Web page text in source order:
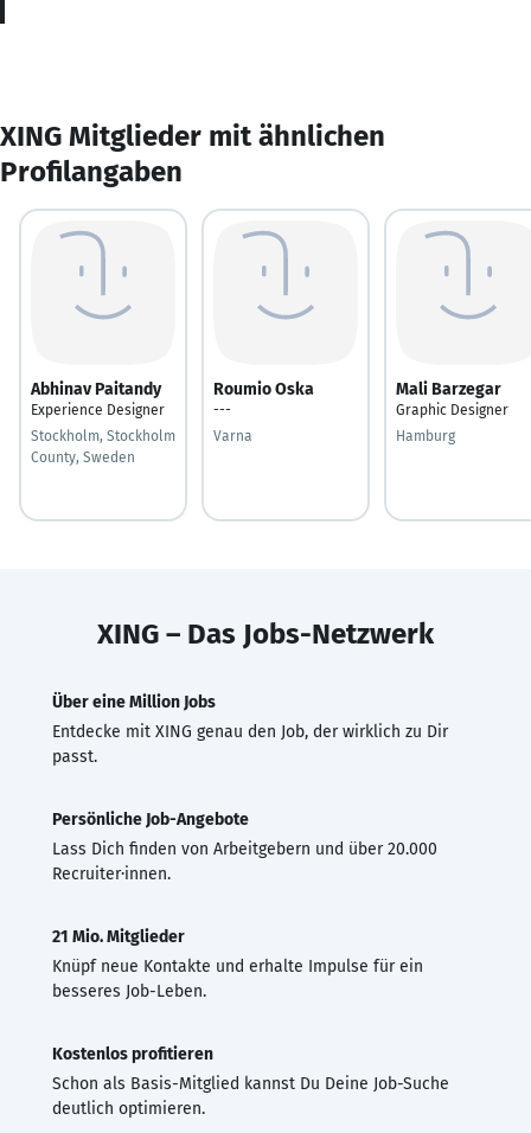
XING Mitglieder mit ähnlichen
Profilangaben
Abhinav Paitandy
Experience Designer
Stockholm, Stockholm
County, Sweden
Roumio Oska
---
Varna
Mali Barzegar
Graphic Designer
Hamburg
XING – Das Jobs-Netzwerk
Über eine Million Jobs
Entdecke mit XING genau den Job, der wirklich zu Dir
passt.
Persönliche Job-Angebote
Lass Dich finden von Arbeitgebern und über 20.000
Recruiter·innen.
21 Mio. Mitglieder
Knüpf neue Kontakte und erhalte Impulse für ein
besseres Job-Leben.
Kostenlos profitieren
Schon als Basis-Mitglied kannst Du Deine Job-Suche
deutlich optimieren.